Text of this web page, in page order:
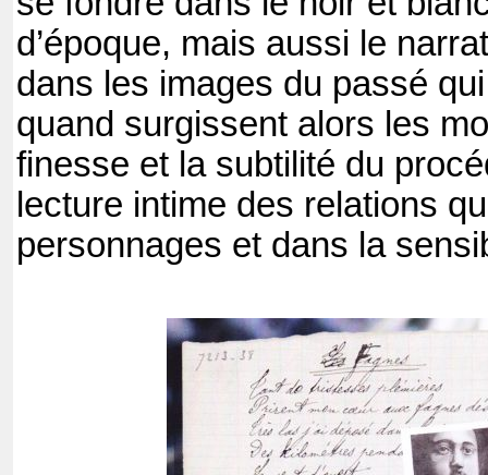
d’époque, mais aussi le
dans les images du passé
quand surgissent alors les
finesse et la subtilité du
lecture intime des relations
personnages et dans la